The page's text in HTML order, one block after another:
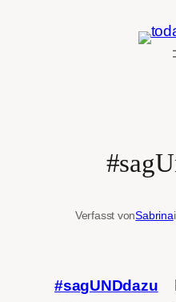
Verfasst vonSabrina
#sagUNDdazu